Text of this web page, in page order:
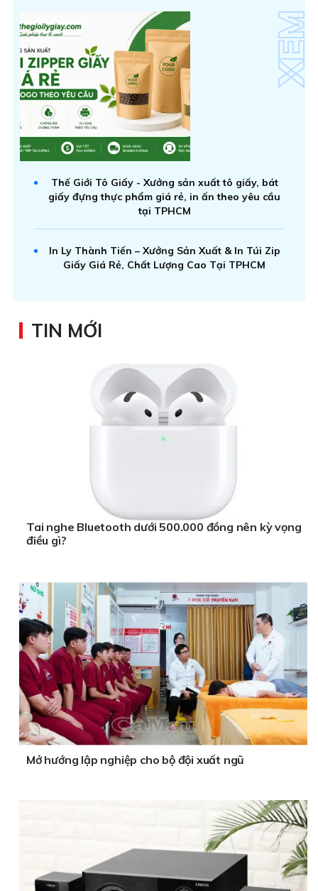
Thế Giới Tô Giấy - Xưởng sản xuất tô giấy, bát
giấy đựng thực phẩm giá rẻ, in ấn theo yêu cầu
tại TPHCM
In Ly Thành Tiến – Xưởng Sản Xuất & In Túi Zip
Giấy Giá Rẻ, Chất Lượng Cao Tại TPHCM
TIN MỚI
Tai nghe Bluetooth dưới 500.000 đồng nên kỳ vọng
điều gì?
Mở hướng lập nghiệp cho bộ đội xuất ngũ